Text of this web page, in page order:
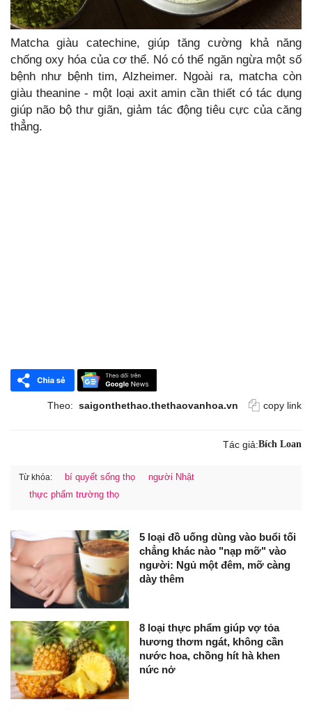
Matcha giàu catechine, giúp tăng cường khả năng
chống oxy hóa của cơ thể. Nó có thể ngăn ngừa một số
bệnh như bệnh tim, Alzheimer. Ngoài ra, matcha còn
giàu theanine - một loại axit amin cần thiết có tác dụng
giúp não bộ thư giãn, giảm tác động tiêu cực của căng
thẳng.
Theo: saigonthethao.thethaovanhoa.vn copy link
Tác giả:Bích Loan
Từ khóa: bí quyết sống thọ
người Nhật
thực phẩm trường thọ
5 loại đồ uống dùng vào buổi tối
chẳng khác nào "nạp mỡ" vào
người: Ngủ một đêm, mỡ càng
dày thêm
8 loại thực phẩm giúp vợ tỏa
hương thơm ngát, không cần
nước hoa, chồng hít hà khen
nức nở